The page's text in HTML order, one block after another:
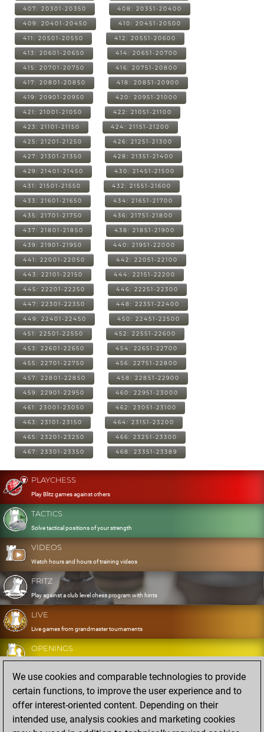
407: 20301-20350 408: 20351-20400
409: 20401-20450 410: 20451-20500
411: 20501-20550 412: 20551-20600
413: 20601-20650 414: 20651-20700
415: 20701-20750 416: 20751-20800
417: 20801-20850 418: 20851-20900
419: 20901-20950 420: 20951-21000
421: 21001-21050 422: 21051-21100
423: 21101-21150 424: 21151-21200
425: 21201-21250 426: 21251-21300
427: 21301-21350 428: 21351-21400
429: 21401-21450 430: 21451-21500
431: 21501-21550 432: 21551-21600
433: 21601-21650 434: 21651-21700
435: 21701-21750 436: 21751-21800
437: 21801-21850 438: 21851-21900
439: 21901-21950 440: 21951-22000
441: 22001-22050 442: 22051-22100
443: 22101-22150 444: 22151-22200
445: 22201-22250 446: 22251-22300
447: 22301-22350 448: 22351-22400
449: 22401-22450 450: 22451-22500
451: 22501-22550 452: 22551-22600
453: 22601-22650 454: 22651-22700
455: 22701-22750 456: 22751-22800
457: 22801-22850 458: 22851-22900
459: 22901-22950 460: 22951-23000
461: 23001-23050 462: 23051-23100
463: 23101-23150 464: 23151-23200
465: 23201-23250 466: 23251-23300
467: 23301-23350 468: 23351-23389
PLAYCHESS
Play Blitz games against others
TACTICS
Solve tactical positions of your strength
VIDEOS
Watch hours and hours of training videos
FRITZ
Play against a club level chess program with hints
LIVE
Live games from grandmaster tournaments
OPENINGS
Develop and exercise your openings
DATABASE
Eight million strong games
MYGAMES
Store and analyse your own games in the cloud
We use cookies and comparable technologies to provide
certain functions, to improve the user experience and to
offer interest-oriented content. Depending on their
intended use, analysis cookies and marketing cookies